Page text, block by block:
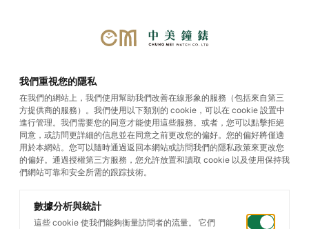
Black Bay GMT S&G
我們重視您的隱私
在我們的網站上，我們使用幫助我們改善在線形象的服務（包括來自第三
方提供商的服務）。我們使用以下類別的 cookie，可以在 cookie 設置中
進行管理。我們需要您的同意才能使用這些服務。或者，您可以點擊拒絕
同意，或訪問更詳細的信息並在同意之前更改您的偏好。您的偏好將僅適
用於本網站。您可以隨時通過返回本網站或訪問我們的隱私政策來更改您
的偏好。通過授權第三方服務，您允許放置和讀取 cookie 以及使用保持我
們網站可靠和安全所需的跟踪技術。
數據分析與統計
這些 cookie 使我們能夠衡量訪問者的流量。 它們